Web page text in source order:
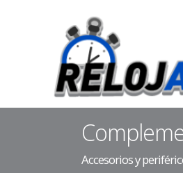
Accesorios y